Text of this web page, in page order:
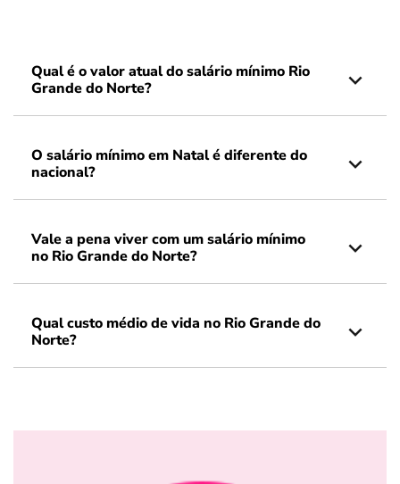
Qual é o valor atual do salário mínimo Rio
Grande do Norte?
O salário mínimo em Natal é diferente do
nacional?
Vale a pena viver com um salário mínimo
no Rio Grande do Norte?
Qual custo médio de vida no Rio Grande do
Norte?